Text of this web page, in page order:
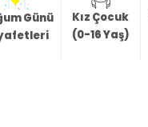
Günü
Kız Çocuk
(0-16 Yaş)